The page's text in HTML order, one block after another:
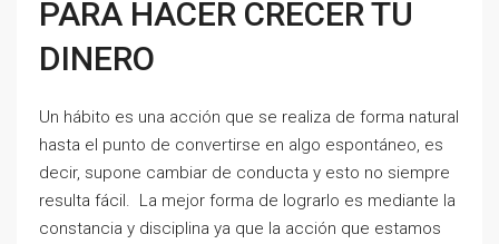
PARA HACER CRECER TU
DINERO
Un hábito es una acción que se realiza de forma natural
hasta el punto de convertirse en algo espontáneo, es
decir, supone cambiar de conducta y esto no siempre
resulta fácil. La mejor forma de lograrlo es mediante la
constancia y disciplina ya que la acción que estamos